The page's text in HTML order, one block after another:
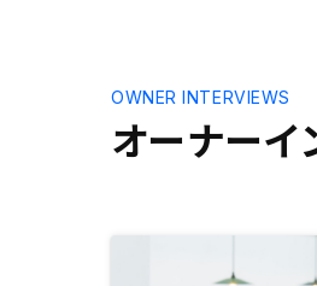
オーナーイ
OWNER INTERVIEWS